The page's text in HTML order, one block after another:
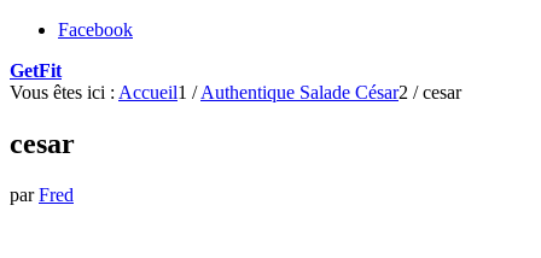
Facebook
GetFit
Vous êtes ici : Accueil1 / Authentique Salade César2 / cesar
cesar
parFred